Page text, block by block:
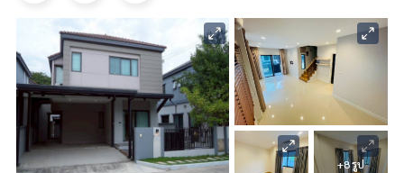
+8 รูป